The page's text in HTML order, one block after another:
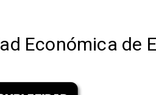
Económica de